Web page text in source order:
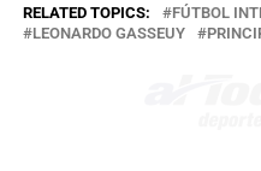
RELATED TOPICS:
FÚTBOL
LEONARDO GASSEUY